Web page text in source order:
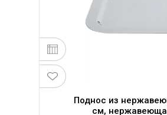
Поднос из
см,